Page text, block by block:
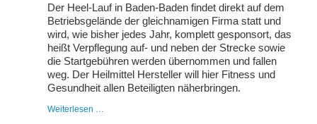
Der Heel-Lauf in Baden-Baden findet direkt auf dem
Betriebsgelände der gleichnamigen Firma statt und
wird, wie bisher jedes Jahr, komplett gesponsort, das
heißt Verpflegung auf- und neben der Strecke sowie
die Startgebühren werden übernommen und fallen
weg. Der Heilmittel Hersteller will hier Fitness und
Gesundheit allen Beteiligten näherbringen.
Weiterlesen …